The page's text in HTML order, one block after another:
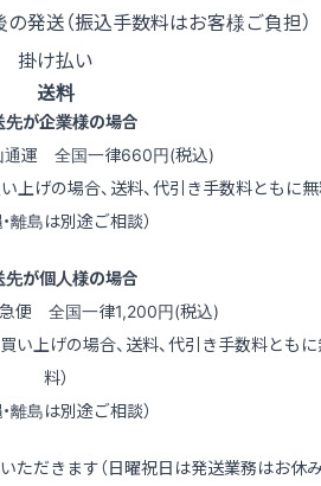
発送（振込手数料はお客様ご負担）
掛け払い
送料
先が企業様の場合
通運 全国一律660円(税込)
げの場合、送料、代引き手数料ともに無
・離島は別途ご相談）
先が個人様の場合
急便 全国一律1,200円(税込)
い上げの場合、送料、代引き手数料とも
料）
・離島は別途ご相談）
ただきます（日曜祝日は発送業務はお休